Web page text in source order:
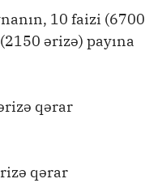
10 faizi (6700
ərizə) payına
qərar
qərar